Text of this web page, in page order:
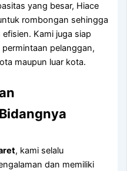
yang besar, Hiace
rombongan sehingga
Kami juga siap
pelanggan,
maupun luar kota.
, kami selalu
dan memiliki